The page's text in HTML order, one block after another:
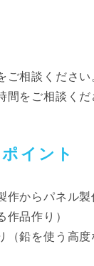
相談ください
をご相談くだ
イント
からパネル製
品作り）
鉛を使う高度